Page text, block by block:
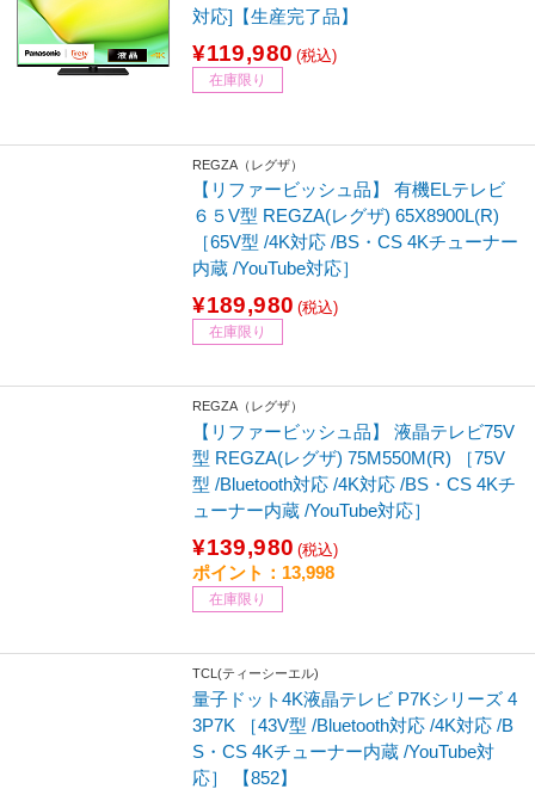
対応]【生産完了品】
¥119,980 (税込)
在庫限り
REGZA（レグザ）
【リファービッシュ品】 有機ELテレビ
６５V型 REGZA(レグザ) 65X8900L(R)
［65V型 /4K対応 /BS・CS 4Kチューナー
内蔵 /YouTube対応］
¥189,980 (税込)
在庫限り
REGZA（レグザ）
【リファービッシュ品】 液晶テレビ75V
型 REGZA(レグザ) 75M550M(R) ［75V
型 /Bluetooth対応 /4K対応 /BS・CS 4Kチ
ューナー内蔵 /YouTube対応］
¥139,980 (税込)
ポイント：13,998
在庫限り
TCL(ティーシーエル)
量子ドット4K液晶テレビ P7Kシリーズ 4
3P7K ［43V型 /Bluetooth対応 /4K対応 /B
S・CS 4Kチューナー内蔵 /YouTube対
応］ 【852】